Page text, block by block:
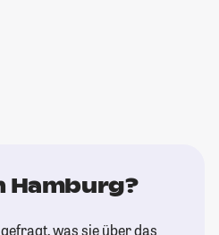
Hamburg?
was sie über das